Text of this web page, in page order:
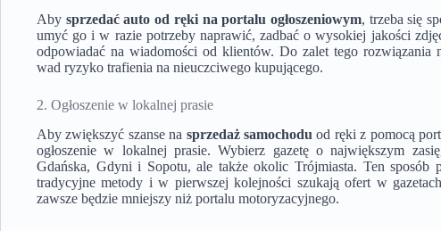
Aby sprzedać auto od ręki na portalu ogłoszeniowym, trzeba się
umyć go i w razie potrzeby naprawić, zadbać o wysokiej jakości
odpowiadać na wiadomości od klientów. Do zalet tego rozwiązania
wad ryzyko trafienia na nieuczciwego kupującego.
2. Ogłoszenie w lokalnej prasie
Aby zwiększyć szanse na sprzedaż samochodu od ręki z pomocą
ogłoszenie w lokalnej prasie. Wybierz gazetę o największym
Gdańska, Gdyni i Sopotu, ale także okolic Trójmiasta. Ten
tradycyjne metody i w pierwszej kolejności szukają ofert w
zawsze będzie mniejszy niż portalu motoryzacyjnego.